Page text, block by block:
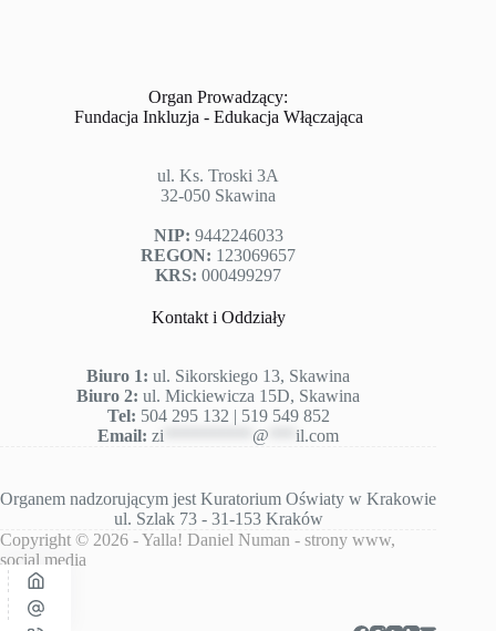
Organ Prowadzący:
Fundacja Inkluzja - Edukacja Włączająca
ul. Ks. Troski 3A
32-050 Skawina
NIP: 9442246033
REGON: 123069657
KRS: 000499297
Kontakt i Oddziały
Biuro 1: ul. Sikorskiego 13, Skawina
Biuro 2: ul. Mickiewicza 15D, Skawina
Tel: 504 295 132 | 519 549 852
Email:zi @ ***il.com
Organem nadzorującym jestKuratorium Oświaty w Krakowie
ul. Szlak 73 - 31-153 Kraków
Copyright © 2026 -Yalla! Daniel Numan - strony www,
social media